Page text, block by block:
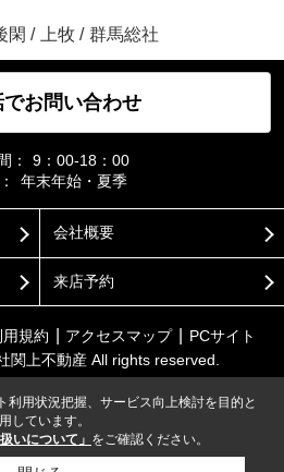
閑 / 上牧 / 群馬総社
でお問い合わせ
：
9：00-18：00
年末年始・夏季
会社概要
来店予約
用規約 アクセスマップ
PCサイト
関上不動産 All rights reserved.
利用状況把握、サービス向上検討を目的と
しています。
いについて」 をご確認ください。